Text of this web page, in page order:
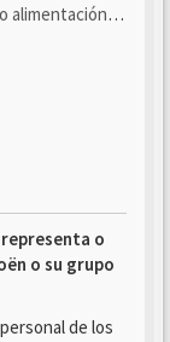
eléctri...
o
o su grupo
de los